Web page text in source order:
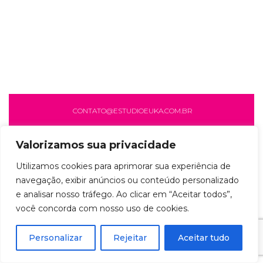
Valorizamos sua privacidade
Utilizamos cookies para aprimorar sua experiência de
navegação, exibir anúncios ou conteúdo personalizado
e analisar nosso tráfego. Ao clicar em “Aceitar todos”,
você concorda com nosso uso de cookies.
Personalizar Rejeitar Aceitar tudo
CONTATO@ESTUDIOEUKA.COM.BR